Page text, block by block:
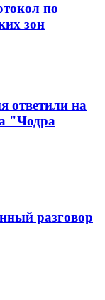
по
зон
ответили на
"Чодра
разговор